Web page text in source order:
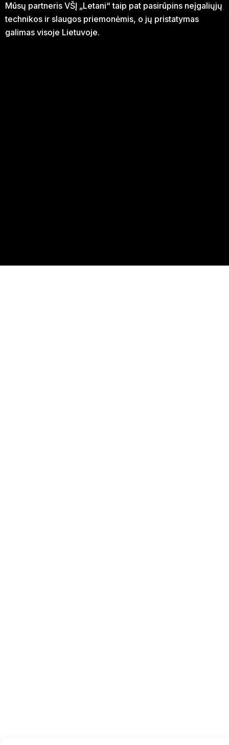
Mūsų partneris VŠĮ „Letani“ taip pat pasirūpins neįgaliųjų
technikos ir slaugos priemonėmis, o jų pristatymas
galimas visoje Lietuvoje.